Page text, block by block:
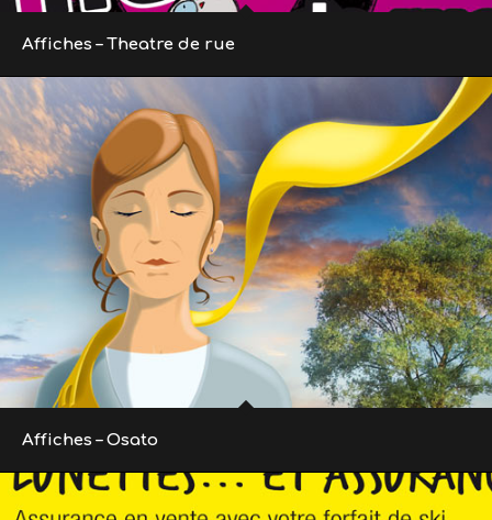
Affiches – Theatre de rue
Affiches – Osato